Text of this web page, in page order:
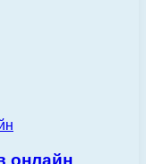
онлайн